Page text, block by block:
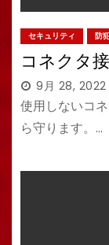
セキュリティ 防
コネクタ
9月 28, 2022
使用しないコ
ら守ります。…